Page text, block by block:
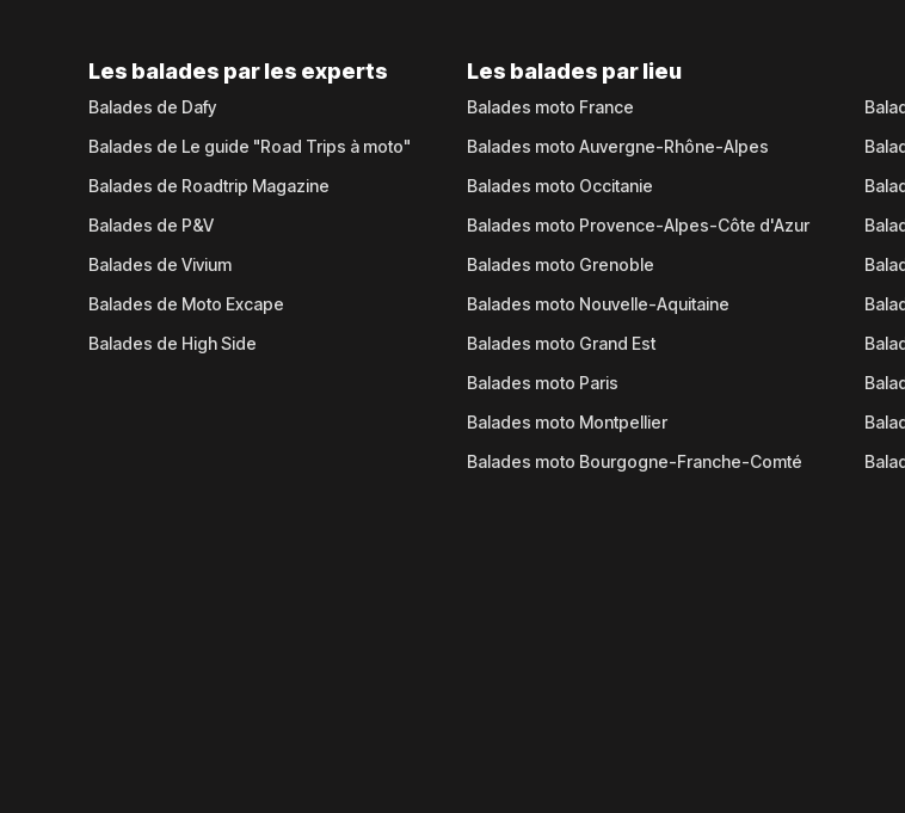
Les balades par les experts
Balades de Dafy
Balades de Le guide "Road Trips à moto"
Balades de Roadtrip Magazine
Balades de P&V
Balades de Vivium
Balades de Moto Excape
Balades de High Side
Les balades par lieu
Balades moto France
Balades moto Auvergne-Rhône-Alpes
Balades moto Occitanie
Balades moto Provence-Alpes-Côte d'Azur
Balades moto Grenoble
Balades moto Nouvelle-Aquitaine
Balades moto Grand Est
Balades moto Paris
Balades moto Montpellier
Balades moto Bourgogne-Franche-Comté